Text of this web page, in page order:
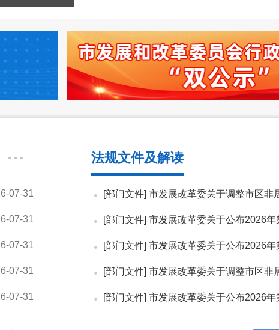
07-31
07-31
07-31
07-31
07-31
法规文件及解读
[部门文件] 市发展改革委关于调整市区非居民用管
[部门文件] 市发展改革委关于公布2026年第三
[部门文件] 市发展改革委关于公布2026年第二
[部门文件] 市发展改革委关于调整市区非居民用管
[部门文件] 市发展改革委关于公布2026年第一